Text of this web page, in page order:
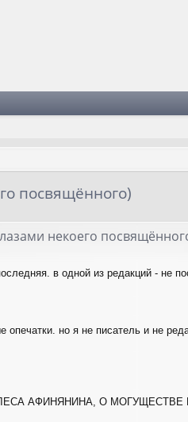
посвящённого)
некоего
в одной из редакций - не
опечатки. но я не писатель и не
АФИНЯНИНА, О